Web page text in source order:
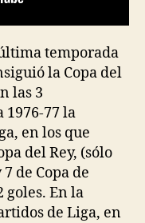
temporada
la Copa del
las 3
1976-77 la
en los que
del Rey, (sólo
de Copa de
goles. En la
de Liga, en